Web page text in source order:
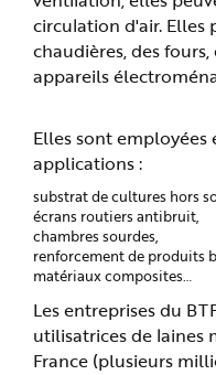
circulation d'air. Elles
chaudières, des
appareils
Elles sont employées
applications :
substrat de cultures hors
écrans routiers antibruit,
chambres sourdes,
renforcement de produits
matériaux composites…
Les entreprises du
utilisatrices de laines
France (plusieurs